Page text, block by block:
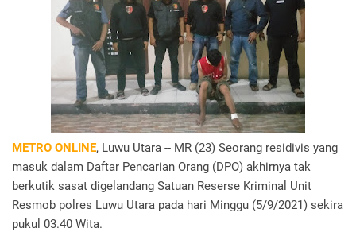
METRO ONLINE, Luwu Utara -- MR (23) Seorang residivis yang
masuk dalam Daftar Pencarian Orang (DPO) akhirnya tak
berkutik sasat digelandang Satuan Reserse Kriminal Unit
Resmob polres Luwu Utara pada hari Minggu (5/9/2021) sekira
pukul 03.40 Wita.